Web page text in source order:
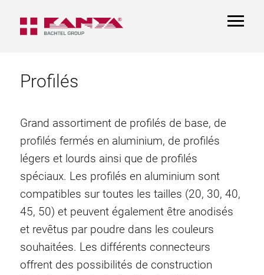
Profilés
Grand assortiment de profilés de base, de
profilés fermés en aluminium, de profilés
légers et lourds ainsi que de profilés
spéciaux. Les profilés en aluminium sont
compatibles sur toutes les tailles (20, 30, 40,
45, 50) et peuvent également être anodisés
et revêtus par poudre dans les couleurs
souhaitées. Les différents connecteurs
offrent des possibilités de construction